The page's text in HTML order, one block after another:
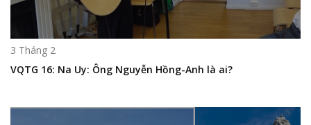
3 Tháng 2
VQTG 16: Na Uy: Ông Nguyễn Hồng-Anh là ai?